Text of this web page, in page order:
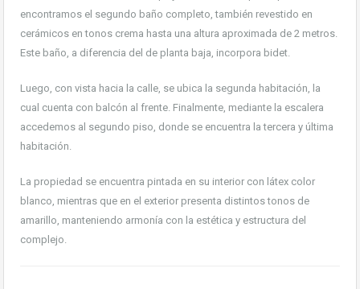
encontramos el segundo baño completo, también revestido en
cerámicos en tonos crema hasta una altura aproximada de 2 metros.
Este baño, a diferencia del de planta baja, incorpora bidet.
Luego, con vista hacia la calle, se ubica la segunda habitación, la
cual cuenta con balcón al frente. Finalmente, mediante la escalera
accedemos al segundo piso, donde se encuentra la tercera y última
habitación.
La propiedad se encuentra pintada en su interior con látex color
blanco, mientras que en el exterior presenta distintos tonos de
amarillo, manteniendo armonía con la estética y estructura del
complejo.